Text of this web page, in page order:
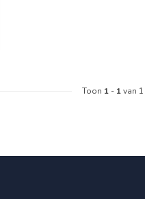
Toon 1 - 1van 1